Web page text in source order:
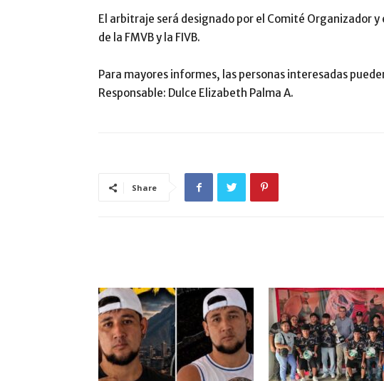
El arbitraje será designado por el Comité Organizador
de la FMVB y la FIVB.
Para mayores informes, las personas interesadas
Responsable: Dulce Elizabeth Palma A.
Share